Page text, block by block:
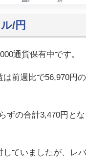
/円
通貨保有中です。
前週比で56,970円
ずの合計3,470円と
ていましたが、レ